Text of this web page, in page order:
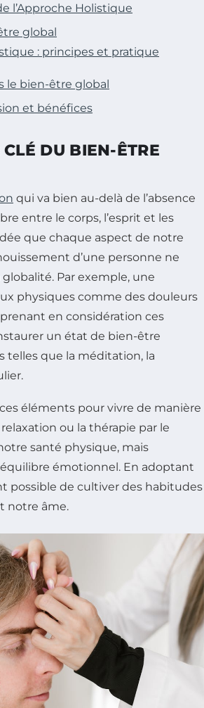
l’Approche Holistique
global
: principes et pratique
le bien-être global
et bénéfices
DU BIEN-ÊTRE
qui va bien au-delà de l’absence
entre le corps, l’esprit et les
que chaque aspect de notre
d’une personne ne
Par exemple, une
physiques comme des douleurs
en considération ces
un état de bien-être
telles que la méditation, la
éléments pour vivre de manière
ou la thérapie par le
santé physique, mais
émotionnel. En adoptant
possible de cultiver des habitudes
notre âme.